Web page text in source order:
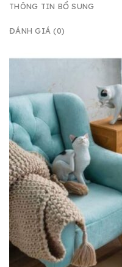
THÔNG TIN BỔ SUNG
ĐÁNH GIÁ (0)